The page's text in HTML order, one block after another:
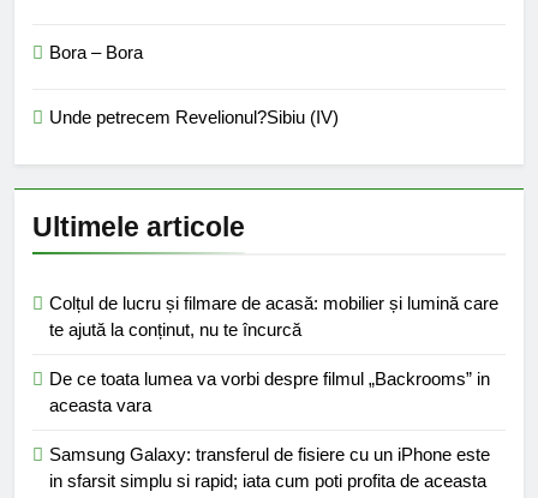
Bora – Bora
Unde petrecem Revelionul?Sibiu (IV)
Ultimele articole
Colțul de lucru și filmare de acasă: mobilier și lumină care
te ajută la conținut, nu te încurcă
De ce toata lumea va vorbi despre filmul „Backrooms” in
aceasta vara
Samsung Galaxy: transferul de fisiere cu un iPhone este
in sfarsit simplu si rapid; iata cum poti profita de aceasta